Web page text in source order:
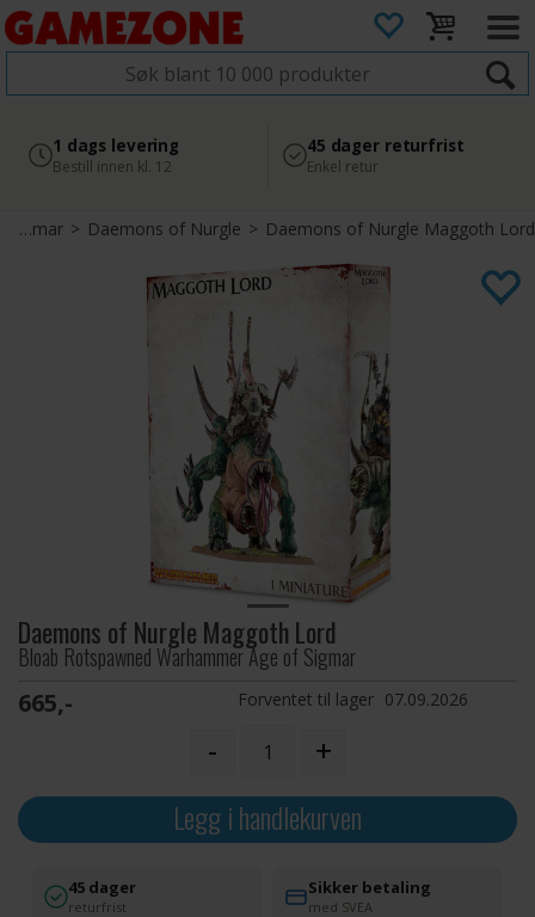
2 300+ anmeldelser på
Google
Sikker betaling
med Svea
1 dags levering
Bestill innen kl. 12
45 dager returfrist
Enkel retur
Warhammer Age of Sigmar> Daemons of Nurgle> Daemons of Nurgle Maggoth Lord
Daemons of Nurgle Maggoth Lord
Bloab Rotspawned Warhammer Age of Sigmar
665,- Forventet til lager 07.09.2026
- +
Legg i handlekurven
45 dager
returfrist
Sikker betaling
med SVEA